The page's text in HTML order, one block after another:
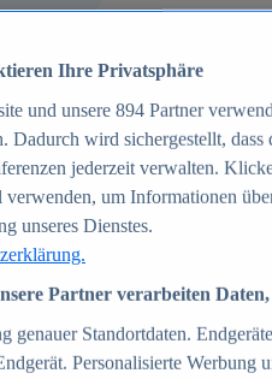
mehr als 39.000 Online-Shops
Ihre Privatsphäre
und unsere 894 Partner
Dadurch wird sichergestellt,
jederzeit verwalten.
verwenden, um Informationen
unseres Dienstes.
Partner verarbeiten
genauer Standortdaten.
Personalisierte Werbung